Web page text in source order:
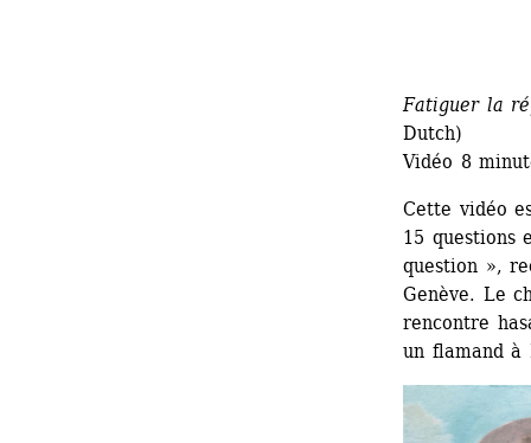
Fatiguer la
Dutch)
Vidéo 8
Cette vidéo
15 questions
question »,
Genève. Le
rencontre
un flamand à